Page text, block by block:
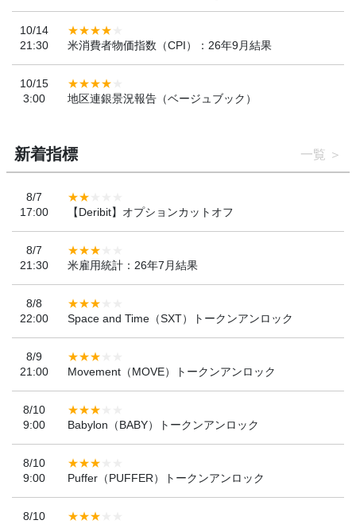
10/14
21:30
米消費者物価指数（CPI）：26年9月結果
10/15
3:00
地区連銀景況報告（ベージュブック）
新着指標 一覧
8/7
17:00
【Deribit】オプションカットオフ
8/7
21:30
米雇用統計：26年7月結果
8/8
22:00
Space and Time（SXT）トークンアンロック
8/9
21:00
Movement（MOVE）トークンアンロック
8/10
9:00
Babylon（BABY）トークンアンロック
8/10
9:00
Puffer（PUFFER）トークンアンロック
8/10